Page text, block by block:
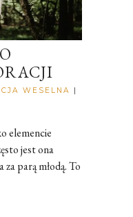
WESELNA
|
elemencie
jest ona
parą młodą. To